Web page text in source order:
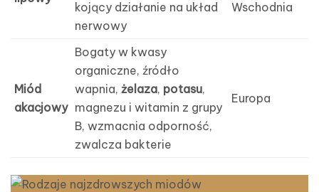
kojący działanie na układ
nerwowy
Wschodnia
Miód
akacjowy
Bogaty w kwasy
organiczne, źródło
wapnia, żelaza, potasu,
magnezu i witamin z grupy
B, wzmacnia odporność,
zwalcza bakterie
Europa